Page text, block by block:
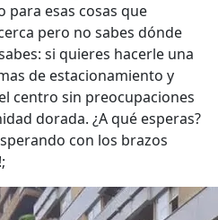
esas cosas que
pero no sabes dónde
si quieres hacerle una
de estacionamiento y
centro sin preocupaciones
dorada. ¿A qué esperas?
con los brazos